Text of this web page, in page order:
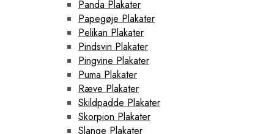
Panda Plakater
Papegøje Plakater
Pelikan Plakater
Pindsvin Plakater
Pingvine Plakater
Puma Plakater
Ræve Plakater
Skildpadde Plakater
Skorpion Plakater
Slange Plakater